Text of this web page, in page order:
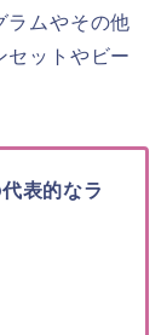
ラムやその他
セットやビー
表的なラ